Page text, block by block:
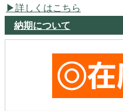
詳しくはこちら
納期について